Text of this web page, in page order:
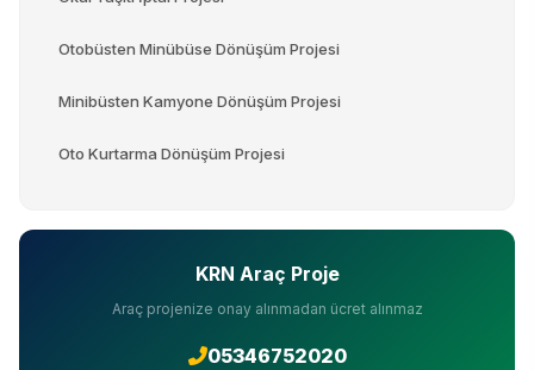
Otobüsten Minübüse Dönüşüm Projesi
Minibüsten Kamyone Dönüşüm Projesi
Oto Kurtarma Dönüşüm Projesi
KRN Araç Proje
Araç projenize onay alınmadan ücret alınmaz
05346752020